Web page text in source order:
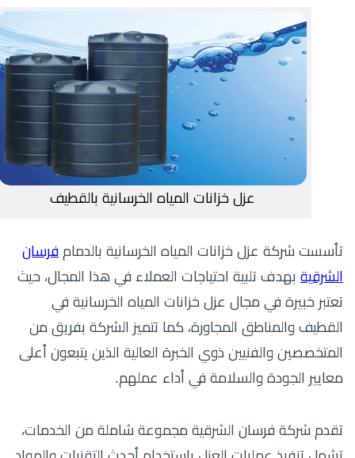
عزل خزانات المياه الخرسانية بالقطيف
تأسستشركة عزل خزانات المياه الخرسانية بالدمام فرسان
الشرقيةبهدف تلبية احتياجات العملاء في هذا المجال، حيث
تعتبر خبيرة في مجال عزل خزانات المياه الخرسانية في
القطيف والمناطق المجاورة، كما تتميز الشركة بفريق من
المتخصصين والفنيين ذوي الخبرة العالية الذين يتبعون أعلى
معايير الجودة والسلامة في أداء عملهم.
تقدم شركة فرسان الشرقية مجموعة شاملة من الخدمات،